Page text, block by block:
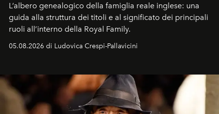
L’albero genealogico della famiglia reale inglese: una
guida alla struttura dei titoli e al significato dei principali
ruoli all’interno della Royal Family.
05.08.2026 di Ludovica Crespi-Pallavicini